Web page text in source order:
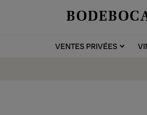
VENTES PRIVÉES